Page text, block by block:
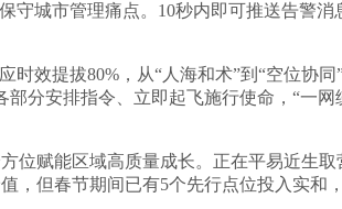
守城市管理痛点。10秒内即可推送告警
提拔80%，从“人海和术”到“空位协同
分安排指令、立即起飞施行使命，“一
赋能区域高质量成长。正在平易近生
但春节期间已有5个先行点位投入实和